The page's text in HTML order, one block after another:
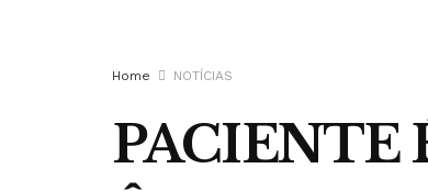
Home NOTÍCIAS
PACIENTE